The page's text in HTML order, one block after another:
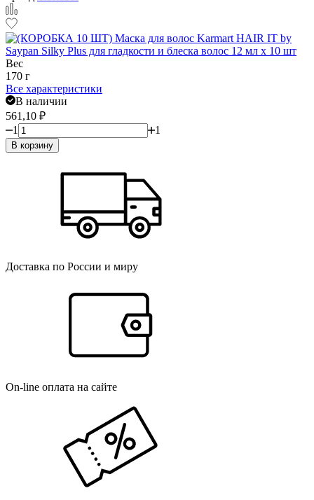
Вес
170 г
Все характеристики
В наличии
561,10 ₽
1
1
В корзину
Доставка по России и миру
On-line оплата на сайте